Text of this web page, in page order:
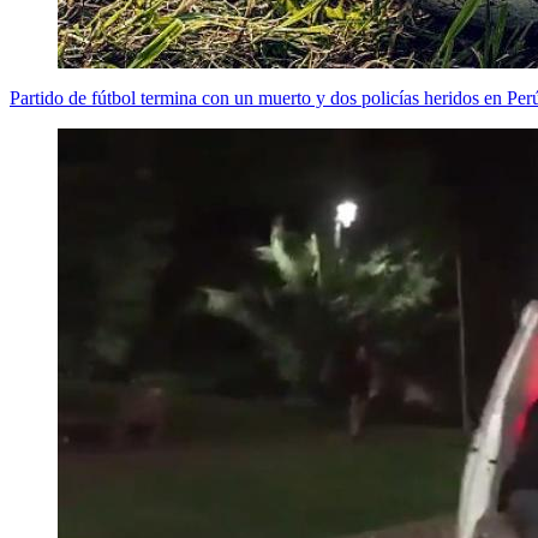
Partido de fútbol termina con un muerto y dos policías heridos en